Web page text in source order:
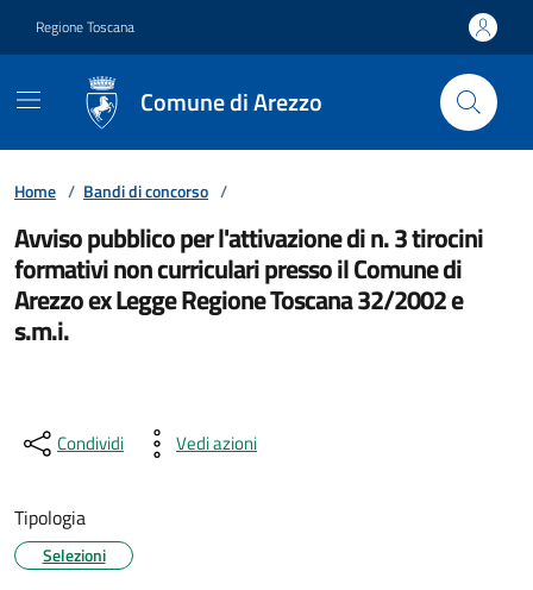
Regione Toscana
Comune di Arezzo
Home / Bandi di concorso /
Avviso pubblico per l'attivazione di n. 3 tirocini
formativi non curriculari presso il Comune di
Arezzo ex Legge Regione Toscana 32/2002 e
s.m.i.
Condividi Vedi azioni
Tipologia
Selezioni